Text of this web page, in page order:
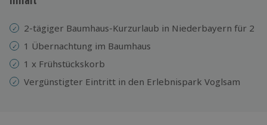
2-tägiger Baumhaus-Kurzurlaub in Niederbayern für 2
1 Übernachtung im Baumhaus
1 x Frühstückskorb
Vergünstigter Eintritt in den Erlebnispark Voglsam